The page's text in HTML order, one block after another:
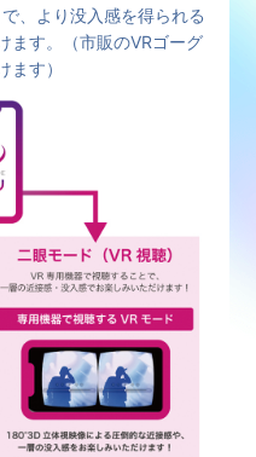
、より没入感を得られる
ます。（市販のVRゴーグ
す）